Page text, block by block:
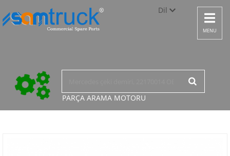
Dil
Türkçe
English
Toggle
MENU
PARÇA ARAMA MOTORU